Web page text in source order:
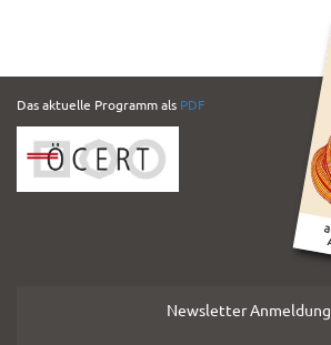
PDF
Folder
Das aktuelle Programm als PDF
Newsletter Anmeldung